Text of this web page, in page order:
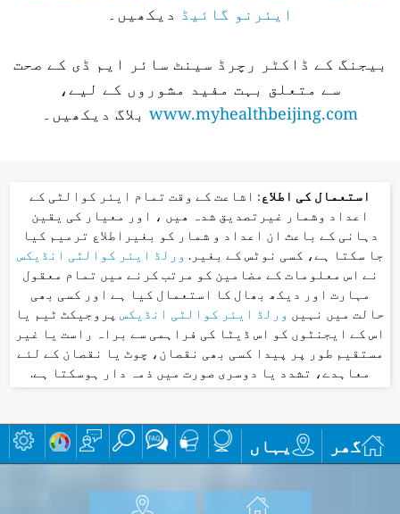
ایئرنو گائیڈ دیکھیں۔
بیجنگ کے ڈاکٹر رچرڈ سینٹ سائر ایم ڈی کے صحت
سے متعلق بہت مفید مشوروں کے لیے،
www.myhealthbeijing.com بلاگ دیکھیں۔
استعمال کی اطلاع: اشاعت کے وقت تمام ایئر کوالٹی کے
اعداد وشمار غیرتصدیق شدہ ھیں ، اور معیار کی یقین
دہانی کے باعث ان اعداد و شمار کو بغیراطلاع ترمیم کیا
جا سکتا ہے، کسی نوٹس کے بغیر. ورلڈ ایئر کوالٹی انڈیکس
نے اس معلومات کے مضامین کو مرتب کرنے میں تمام معقول
مہارت اور دیکھ بھال کا استعمال کیا ہے اور کسی بھی
حالت میں نہیں ورلڈ ایئر کوالٹی انڈیکس پروجیکٹ ٹیم یا
اس کے ایجنٹوں کو اس ڈیٹا کی فراہمی سے براہ راست یا غیر
مستقیم طور پر پیدا کسی بھی نقصان، چوٹ یا نقصان کے لئے
معاہدے، تشدد یا دوسری صورت میں ذمہ دار ہوسکتا ہے.
گھر یہاں